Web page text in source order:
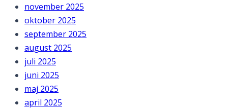
november 2025
oktober 2025
september 2025
august 2025
juli 2025
juni 2025
maj 2025
april 2025